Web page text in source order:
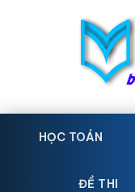
Sách
Toán
Học
toán,HỌC TOÁN
ĐỀ THI